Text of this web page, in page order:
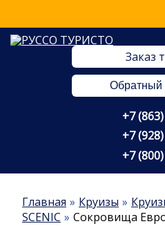
Заказ
Обратный
+7
+7
+7
Главная Круизы
SCENIC
Сокровища